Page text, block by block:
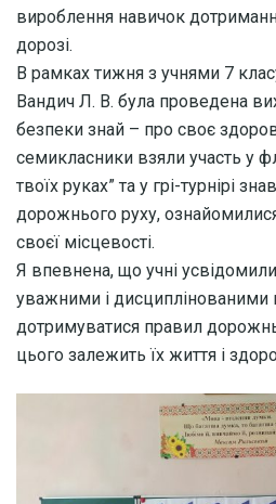
вироблення навичок
дорозі.
В рамках тижня з учнями 7
Вандич Л. В. була проведена
безпеки знай – про своє
семикласники взяли участь у
твоїх руках” та у грі-турнірі
дорожнього руху,
своєї місцевості.
Я впевнена, що учні усвідомили
уважними і дисциплінованими
дотримуватися правил
цього залежить їх життя і